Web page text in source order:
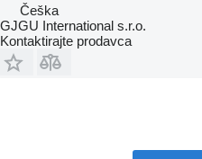
Češka
GJGU International s.r.o.
Kontaktirajte prodavca